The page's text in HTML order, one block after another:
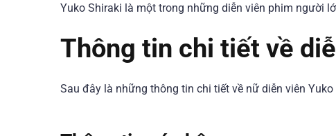
Yuko Shiraki là một trong những diễn viên phim người
Thông tin chi tiết về
Sau đây là những thông tin chi tiết về nữ diễn viên Yuko